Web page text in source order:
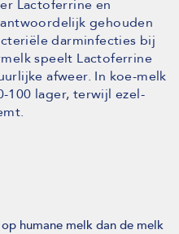
Lactoferrine en
gehouden
darminfecties bij
speelt Lactoferrine
afweer. In koe-melk
100 lager, terwijl ezel-
humane melk dan de melk